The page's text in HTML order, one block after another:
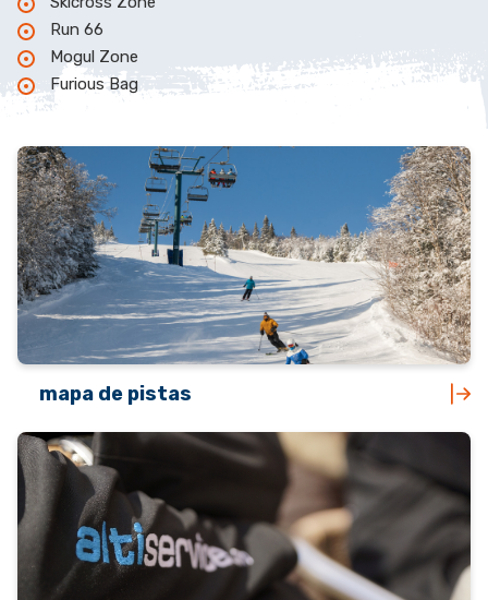
Run 66
Mogul Zone
Furious Bag
mapa de pistas